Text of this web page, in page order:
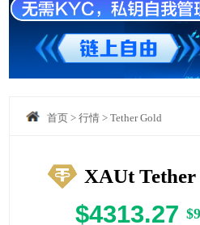
首页> 行情> Tether Gold
XAUt Tether
$4313.27